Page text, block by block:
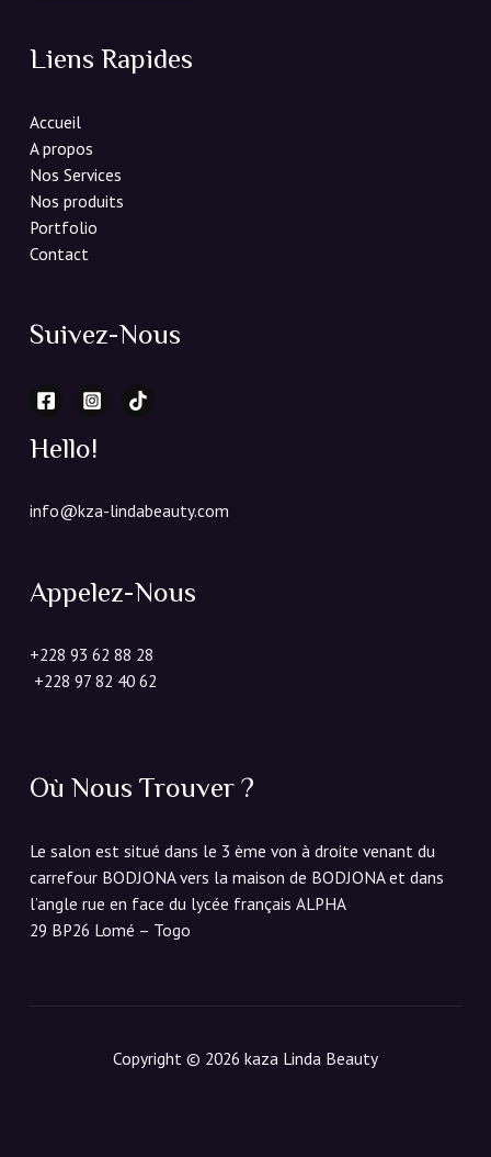
Liens Rapides
Accueil
A propos
Nos Services
Nos produits
Portfolio
Contact
Suivez-Nous
Hello!
info@kza-lindabeauty.com
Appelez-Nous
+228 93 62 88 28
+228 97 82 40 62
Où Nous Trouver ?
Le salon est situé dans le 3 ème von à droite venant du
carrefour BODJONA vers la maison de BODJONA et dans
l’angle rue en face du lycée français ALPHA
29 BP26 Lomé – Togo
Copyright © 2026 kaza Linda Beauty